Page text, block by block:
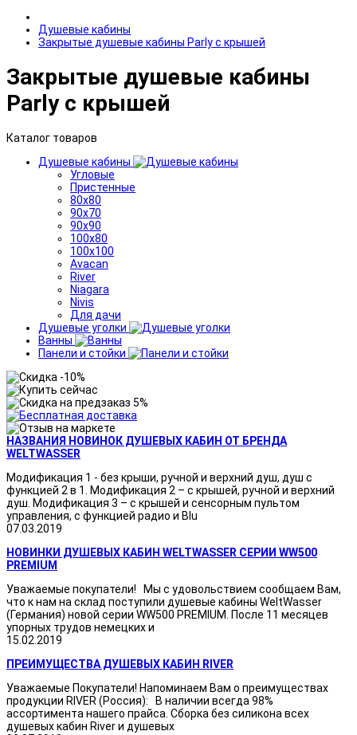
Душевые кабины
Закрытые душевые кабины Parly с крышей
Закрытые душевые кабины
Parly с крышей
Каталог товаров
Душевые кабины
Угловые
Пристенные
80x80
90x70
90x90
100x80
100x100
Avacan
River
Niagara
Nivis
Для дачи
Душевые уголки
Ванны
Панели и стойки
НАЗВАНИЯ НОВИНОК ДУШЕВЫХ КАБИН ОТ БРЕНДА
WELTWASSER
Модификация 1 - без крыши, ручной и верхний душ, душ с
функцией 2 в 1. Модификация 2 – с крышей, ручной и верхний
душ. Модификация 3 – с крышей и сенсорным пультом
управления, с функцией радио и Blu
07.03.2019
НОВИНКИ ДУШЕВЫХ КАБИН WELTWASSER СЕРИИ WW500
PREMIUM
Уважаемые покупатели! Мы с удовольствием сообщаем Вам,
что к нам на склад поступили душевые кабины WeltWasser
(Германия) новой серии WW500 PREMIUM. После 11 месяцев
упорных трудов немецких и
15.02.2019
ПРЕИМУЩЕСТВА ДУШЕВЫХ КАБИН RIVER
Уважаемые Покупатели! Напоминаем Вам о преимуществах
продукции RIVER (Россия): В наличии всегда 98%
ассортимента нашего прайса. Сборка без силикона всех
душевых кабин River и душевых